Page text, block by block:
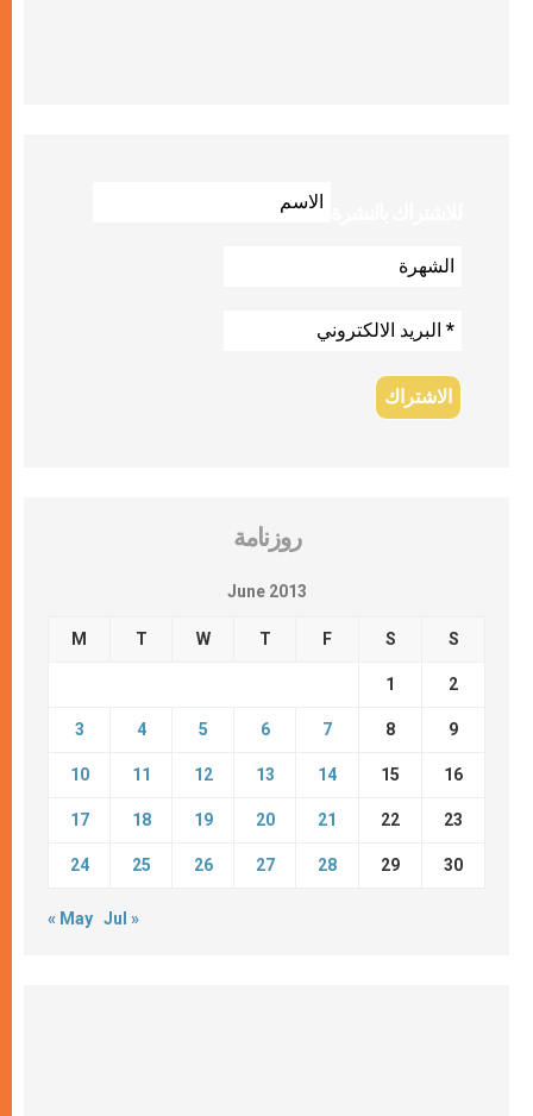
روزنامة
June 2013
M T W T F S S
1 2
3 4 5 6 7 8 9
10 11 12 13 14 15 16
17 18 19 20 21 22 23
24 25 26 27 28 29 30
« May Jul »